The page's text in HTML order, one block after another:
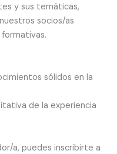
y sus temáticas,
socios/as
sólidos en la
de la experiencia
a, puedes inscribirte a